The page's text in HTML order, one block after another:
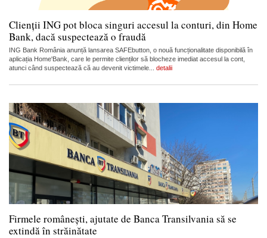
Clienții ING pot bloca singuri accesul la conturi, din Home
Bank, dacă suspectează o fraudă
ING Bank România anunță lansarea SAFEbutton, o nouă funcționalitate disponibilă în
aplicația Home'Bank, care le permite clienților să blocheze imediat accesul la cont,
atunci când suspectează că au devenit victimele... detalii
Firmele românești, ajutate de Banca Transilvania să se
extindă în străinătate